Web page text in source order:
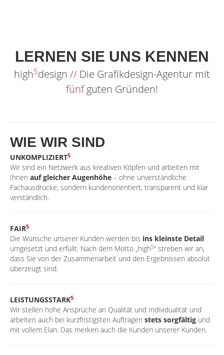
LERNEN SIE UNS KENNEN
high5design // Die Grafikdesign-Agentur mit
fünfguten Gründen!
WIE WIR SIND
UNKOMPLIZIERT5
Wir sind ein Netzwerk aus kreativen Köpfen und arbeiten mit
Ihnen auf gleicher Augenhöhe – ohne unverständliche
Fachausdrücke, sondern kundenorientiert, transparent und klar
verständlich.
FAIR5
Die Wünsche unserer Kunden werden bis ins kleinste Detail
umgesetzt und erfüllt. Nach dem Motto „high5“ streben wir an,
dass Sie von der Zusammenarbeit und den Ergebnissen absolut
überzeugt sind.
LEISTUNGSSTARK5
Wir stellen hohe Ansprüche an Qualität und Individualität und
arbeiten auch bei kurzfristigsten Aufträgen stets sorgfältig und
mit vollem Elan. Das merken auch die Kunden unserer Kunden.